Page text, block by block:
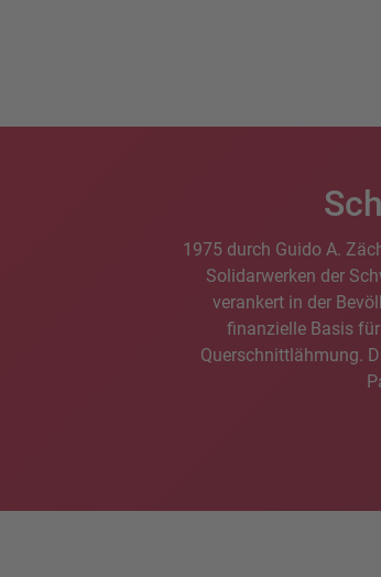
1975 durch Guido A.
Solidarwerken der
verankert in der
finanzielle Basis
Querschnittlähmung.